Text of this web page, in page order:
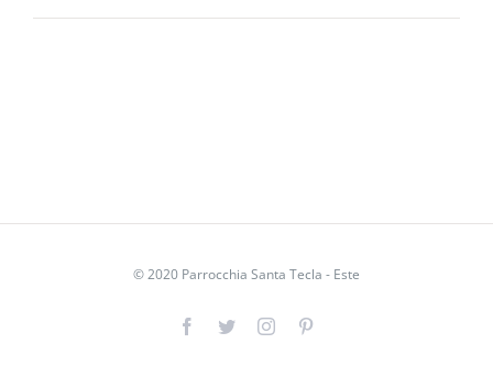
© 2020 Parrocchia Santa Tecla - Este
Facebook
TwitterInstagram